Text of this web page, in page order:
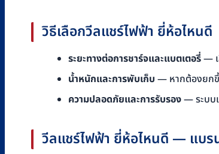
วิธีเลือกวีลแชร์ไฟฟ้า ยี่ห้อไหนดี
ระยะทางต่อการชาร์จและแบตเตอรี่—
น้ำหนักและการพับเก็บ — หากต้องยกขึ้
ความปลอดภัยและการรับรอง— ระบบ
วีลแชร์ไฟฟ้า ยี่ห้อไหนดี — แบ